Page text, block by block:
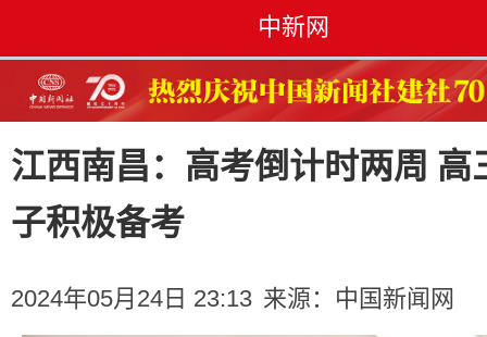
中新网
江西南昌：高考倒计时两周 高
子积极备考
2024年05月24日 23:13 来源： 中国新闻网